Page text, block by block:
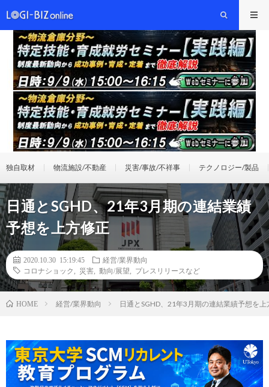
独自取材 物流施設/不動産 災害/事故/不祥事 テクノロジー/製品
日通とSGHD、21年3月期の連結業績
予想を上方修正
2020.10.30 15:19:45
経営/業界動向
コロナショック
災害 動向/展望 プレスリリースなど
HOME 経営/業界動向 日通とSGHD、21年3月期の連結業績予想を上